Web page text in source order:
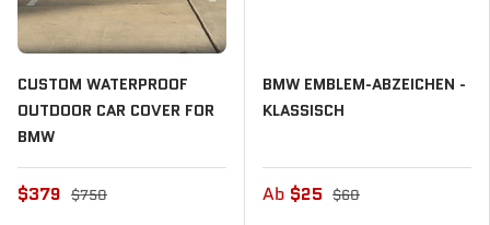
CUSTOM WATERPROOF
OUTDOOR CAR COVER FOR
BMW
$379 $750
BMW EMBLEM-ABZEICHEN -
KLASSISCH
Ab $25 $60